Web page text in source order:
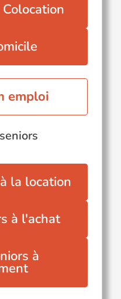
emploi
la location
à l'achat
à